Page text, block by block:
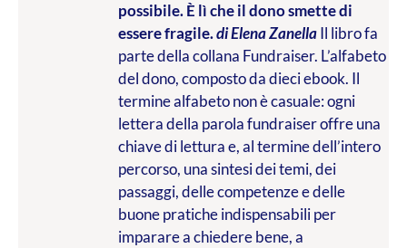
possibile. È lì che il dono smette di
essere fragile.di Elena ZanellaIl libro fa
parte della collana Fundraiser. L’alfabeto
del dono, composto da dieci ebook. Il
termine alfabeto non è casuale: ogni
lettera della parola fundraiser offre una
chiave di lettura e, al termine dell’intero
percorso, una sintesi dei temi, dei
passaggi, delle competenze e delle
buone pratiche indispensabili per
imparare a chiedere bene, a